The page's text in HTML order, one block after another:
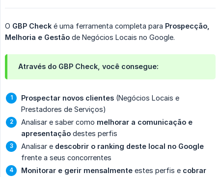
O GBP Check é uma ferramenta completa para Prospecção,
Melhoria e Gestão de Negócios Locais no Google.
Através do GBP Check, você consegue:
Prospectar novos clientes (Negócios Locais e
Prestadores de Serviços)
Analisar e saber como melhorar a comunicação e
apresentação destes perfis
Analisar e descobrir o ranking deste local no Google
frente a seus concorrentes
Monitorar e gerir mensalmente estes perfis e cobrar